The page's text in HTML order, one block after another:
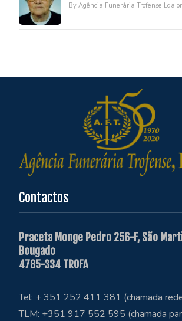
By Agência Funerária Trofense Lda
Contactos
Praceta Monge Pedro 256-F, São
Bougado
4785-334 TROFA
Tel: + 351 252 411 381 (chamada
TLM: +351 917 552 595 (chamada